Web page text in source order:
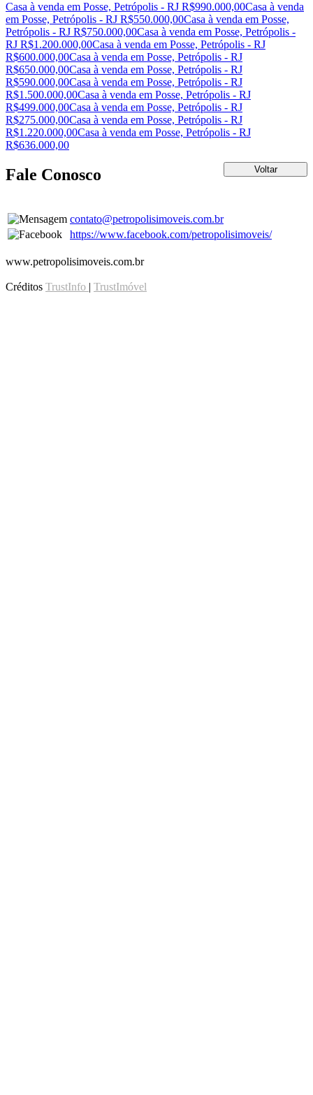
Casa à venda em Posse, Petrópolis - RJ R$990.000,00Casa à venda
em Posse, Petrópolis - RJ R$550.000,00Casa à venda em Posse,
Petrópolis - RJ R$750.000,00Casa à venda em Posse, Petrópolis -
RJ R$1.200.000,00Casa à venda em Posse, Petrópolis - RJ
R$600.000,00Casa à venda em Posse, Petrópolis - RJ
R$650.000,00Casa à venda em Posse, Petrópolis - RJ
R$590.000,00Casa à venda em Posse, Petrópolis - RJ
R$1.500.000,00Casa à venda em Posse, Petrópolis - RJ
R$499.000,00Casa à venda em Posse, Petrópolis - RJ
R$275.000,00Casa à venda em Posse, Petrópolis - RJ
R$1.220.000,00Casa à venda em Posse, Petrópolis - RJ
R$636.000,00
Fale Conosco
contato@petropolisimoveis.com.br
https://www.facebook.com/petropolisimoveis/
www.petropolisimoveis.com.br
Créditos TrustInfo | TrustImóvel